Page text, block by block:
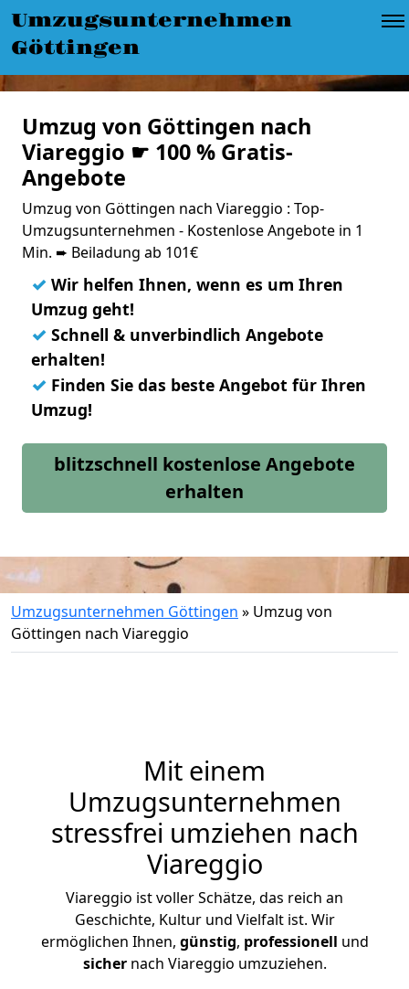
Umzugsunternehmen
Göttingen
Umzug von Göttingen nach
Viareggio ☛ 100 % Gratis-
Angebote
Umzug von Göttingen nach Viareggio : Top-
Umzugsunternehmen - Kostenlose Angebote in 1
Min. ➨ Beiladung ab 101€
✓ Wir helfen Ihnen, wenn es um Ihren
Umzug geht!
✓ Schnell & unverbindlich Angebote
erhalten!
✓ Finden Sie das beste Angebot für Ihren
Umzug!
blitzschnell kostenlose Angebote
erhalten
Umzugsunternehmen Göttingen » Umzug von
Göttingen nach Viareggio
Mit einem
Umzugsunternehmen
stressfrei umziehen nach
Viareggio
Viareggio ist voller Schätze, das reich an
Geschichte, Kultur und Vielfalt ist. Wir
ermöglichen Ihnen, günstig, professionell und
sichernach Viareggio umzuziehen.